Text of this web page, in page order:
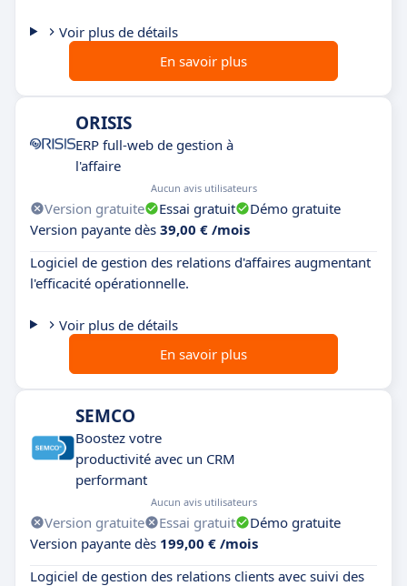
Voir plus de détails
En savoir plus
ORISIS
ERP full-web de gestion à
l'affaire
Aucun avis utilisateurs
Version gratuite Essai gratuit
Démo gratuite
Version payante dès 39,00 € /mois
Logiciel de gestion des relations d'affaires augmentant
l'efficacité opérationnelle.
Voir plus de détails
En savoir plus
SEMCO
Boostez votre
productivité avec un CRM
performant
Aucun avis utilisateurs
Version gratuite Essai gratuit
Démo gratuite
Version payante dès 199,00 € /mois
Logiciel de gestion des relations clients avec suivi des